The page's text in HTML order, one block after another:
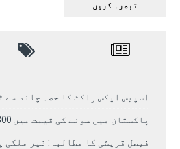
اسپیس ایکس راکٹ کا حصہ چاند سے
پاکستان میں سونے کی قیمت میں 11,300 روپے کا اضافہ
فیصل قریشی کا مطالبہ: غیر ملکی